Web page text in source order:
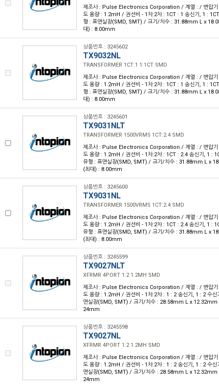
제조사 : Pulse Electronics Corporation / 계열 : / 변압기
도 용량 : 1.2mH / 권선비 - 1차:2차 : 1CT : 1 송신기, 1 :
형 : 표면실장(SMD, SMT) / 크기/치수 : 31.88mm L x
대) : 8.00mm
상품번호 : 3245602
TX9032NL
TRANSFORMER 1CT:1 1:1CT SMD
제조사 : Pulse Electronics Corporation / 계열 : / 변압기
도 용량 : 1.2mH / 권선비 - 1차:2차 : 1CT : 1 송신기, 1 :
형 : 표면실장(SMD, SMT) / 크기/치수 : 31.88mm L x
대) : 8.00mm
상품번호 : 3245601
TX9031NLT
TRANSFORMER 1500VRMS 1CT:2.4 SMD
제조사 : Pulse Electronics Corporation / 계열 : / 변압기
도 용량 : 1.2mH / 권선비 - 1차:2차 : 1CT : 2.4 송신기, 1 :
유형 : 표면실장(SMD, SMT) / 크기/치수 : 31.88mm L x
(최대) : 8.00mm
상품번호 : 3245600
TX9031NL
TRANSFORMER 1500VRMS 1CT:2.4 SMD
제조사 : Pulse Electronics Corporation / 계열 : / 변압기
도 용량 : 1.2mH / 권선비 - 1차:2차 : 1CT : 2.4 송신기, 1 :
유형 : 표면실장(SMD, SMT) / 크기/치수 : 31.88mm L x
(최대) : 8.00mm
상품번호 : 3245599
TX9027NLT
XFRMR 4PORT 1:2 1.2MH SMD
제조사 : Pulse Electronics Corporation / 계열 : / 변압기
도 용량 : 1.2mH / 권선비 - 1차:2차 : 1 : 2 송신기, 1 : 2 수
면실장(SMD, SMT) / 크기/치수 : 28.58mm L x 12.32mm
24mm
상품번호 : 3245598
TX9027NL
XFRMR 4PORT 1:2 1.2MH SMD
제조사 : Pulse Electronics Corporation / 계열 : / 변압기
도 용량 : 1.2mH / 권선비 - 1차:2차 : 1 : 2 송신기, 1 : 2 수
면실장(SMD, SMT) / 크기/치수 : 28.58mm L x 12.32mm
24mm